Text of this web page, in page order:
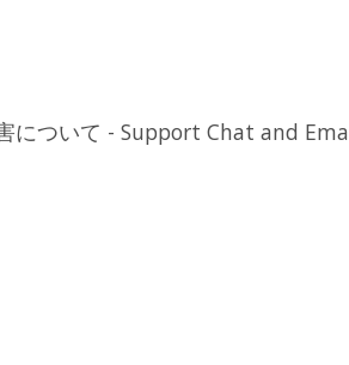
について - Support Chat and